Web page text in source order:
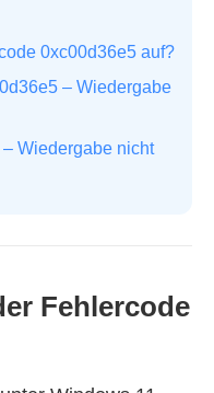
0xc00d36e5 auf?
– Wiedergabe
Wiedergabe nicht
Fehlercode